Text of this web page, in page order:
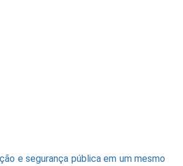
e segurança pública em um mesmo